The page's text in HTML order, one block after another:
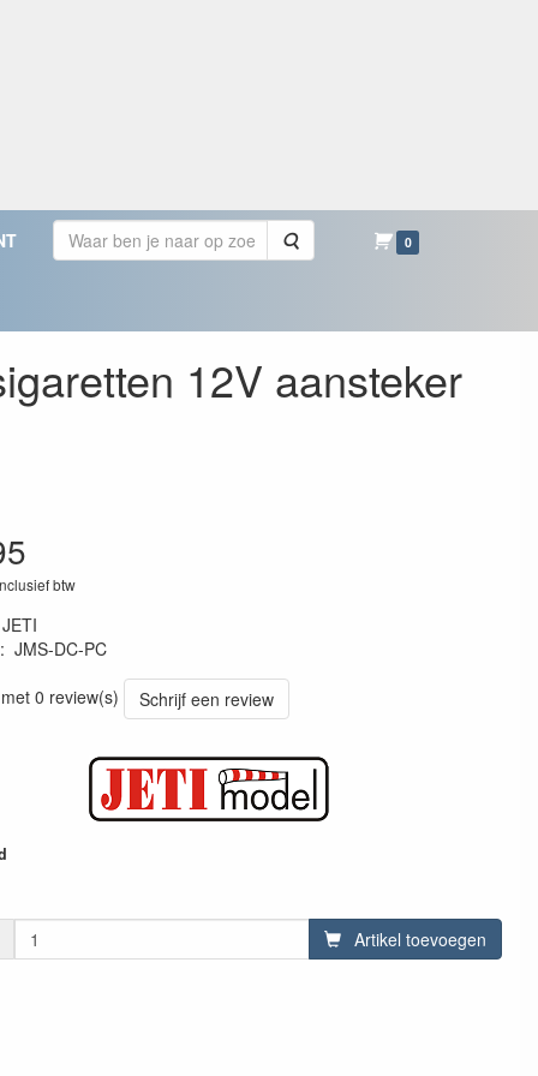
Zoeken 0
12V aansteker
btw
JETI
: JMS-DC-PC
0 review(s)
Schrijf een review
Artikel toevoegen